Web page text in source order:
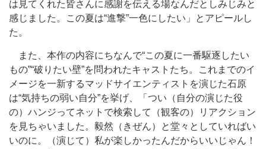
は見てくれた皆さんに感謝を伝える場なんだとしみじみと
感じました。この夏は“進撃”一色にしたい」とアピールし
た。
また、本作の内容にちなんで“この夏に一番駆逐したい
もの”“破りたい壁”を問われたキャストたち。これまでのイ
メージを一新するマッドサイエンティストを演じた石原
は“気持ちの弱い自分”を挙げ、「つい（自分の演じた役
の）ハンジってネットで検索して（観客の）リアクション
を見ちゃいました。毅然（きぜん）と堂々としていればい
いのに。（演じて）私が楽しかったんだからいいじゃん！